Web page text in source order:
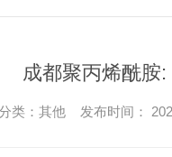
成都聚丙烯酰胺
类：其他 发布时间：